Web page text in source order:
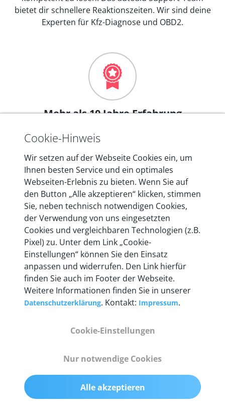
bietet dir schnellere Reaktionszeiten. Wir sind deine
Experten für Kfz-Diagnose und OBD2.
Mehr als 10 Jahre Erfahrung
In den Kfz-Diagnosegeräten von autoaid stecken
mehr als 10 Jahre Erfahrung, und auch in Zukunft
entwickeln wir unsere Produkte am Standort in
Berlin laufend weiter. Auf diese Qualität vertrauen
heute mehr als 60.000 Privatkunden und
Unternehmen.
Technische Details &
Lieferumfang
55 mm x 25 mm x 12 mm
200 g
OBD2-Pins
Cookie-Hinweis
Wir setzen auf der Webseite Cookies ein, um
Ihnen besten Service und ein optimales
Webseiten-Erlebnis zu bieten. Wenn Sie auf
den Button „Alle akzeptieren“ klicken, stimmen
Sie, neben technisch notwendigen Cookies,
der Verwendung von uns eingesetzten
Cookies und vergleichbaren Technologien (z.B.
Pixel) zu. Unter dem Link „Cookie-
Einstellungen“ können Sie den Einsatz
anpassen und widerrufen. Den Link hierfür
finden Sie auch im Footer der Webseite.
Weitere Informationen finden Sie in unserer
Datenschutzerklärung. Kontakt: Impressum.
Cookie-Einstellungen
Nur notwendige Cookies
Alle akzeptieren